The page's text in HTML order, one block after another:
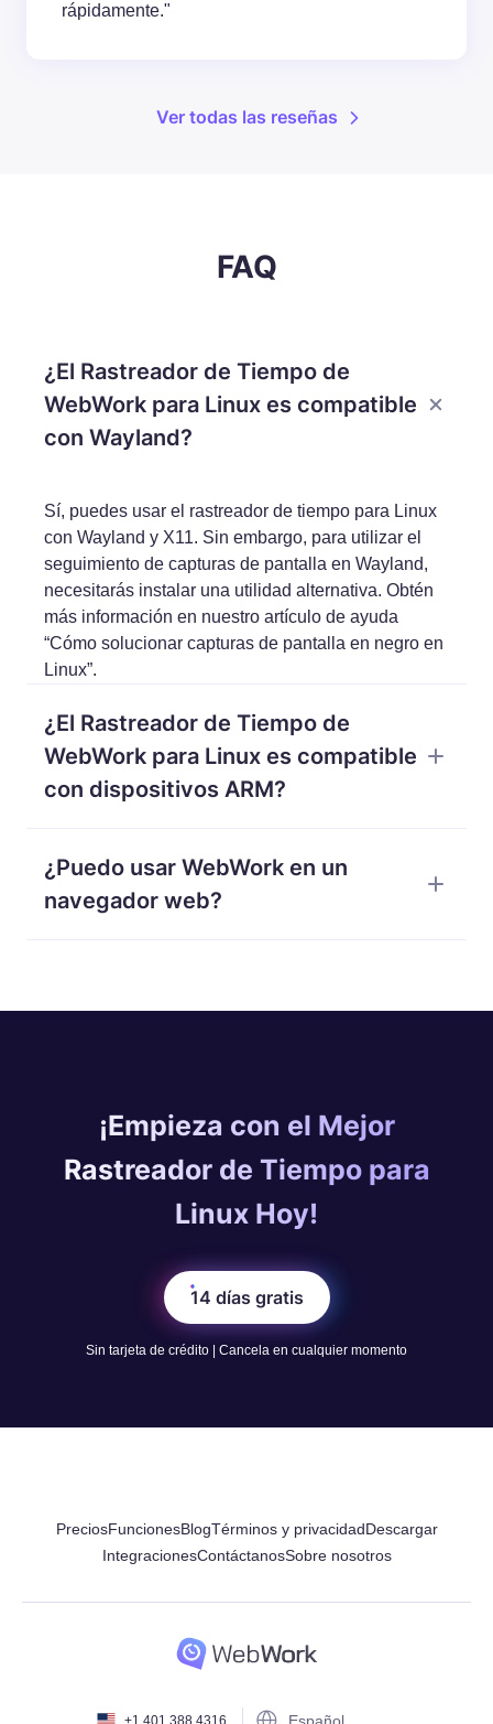
rápidamente."
Ver todas las reseñas
FAQ
¿El Rastreador de Tiempo de
WebWork para Linux es compatible
con Wayland?
Sí, puedes usar el rastreador de tiempo para Linux
con Wayland y X11. Sin embargo, para utilizar el
seguimiento de capturas de pantalla en Wayland,
necesitarás instalar una utilidad alternativa. Obtén
más información en nuestro artículo de ayuda
“Cómo solucionar capturas de pantalla en negro en
Linux”.
¿El Rastreador de Tiempo de
WebWork para Linux es compatible
con dispositivos ARM?
forma nativa con dispositivos x86.
¿Puedo usar WebWork en un
navegador web?
¡Empieza con el Mejor
Rastreador de Tiempo para
Linux Hoy!
14 días gratis
Sin tarjeta de crédito | Cancela en cualquier momento
PreciosFuncionesBlogTérminos y privacidadDescargar
IntegracionesContáctanosSobre nosotros
+1 401 388 4316 Español